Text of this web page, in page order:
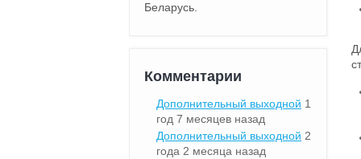
Беларусь.
Комментарии
Дополнительный выходной 1
год 7 месяцев назад
Дополнительный выходной 2
года 2 месяца назад